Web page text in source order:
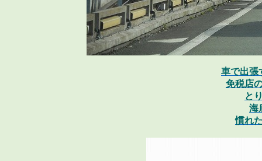
車で出張
免税店
と
海
慣れ